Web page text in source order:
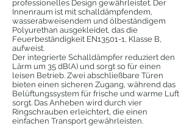
professionelles Design gewährleistet. Der
Innenraum ist mit schalldämpfendem,
wasserabweisendem und ölbeständigem
Polyurethan ausgekleidet, das die
Feuerbeständigkeit EN13501-1, Klasse B,
aufweist.
Der integrierte Schalldämpfer reduziert den
Lärm um 35 dB(A) und sorgt so für einen
leisen Betrieb. Zwei abschließbare Türen
bieten einen sicheren Zugang, während das
Belüftungssystem für frische und warme Luft
sorgt. Das Anheben wird durch vier
Ringschrauben erleichtert, die einen
einfachen Transport gewährleisten.